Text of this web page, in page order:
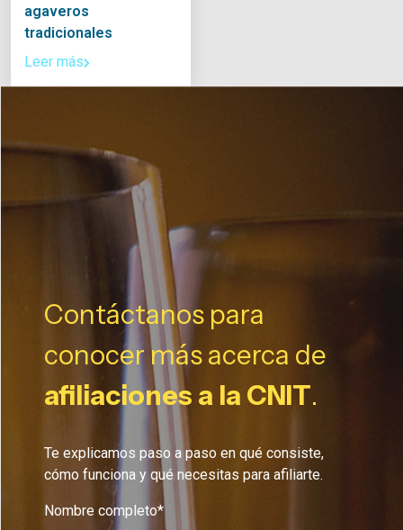
agaveros
tradicionales
Leer más
Contáctanos para
conocer más acerca de
afiliaciones a la CNIT.
Te explicamos paso a paso en qué consiste,
cómo funciona y qué necesitas para afiliarte.
Nombre completo*